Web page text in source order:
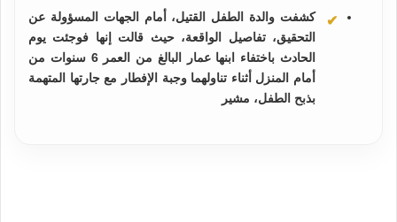
كشفت والدة الطفل القتيل، أمام الجهات المسؤولة عن
التحقيق، تفاصيل الواقعة، حيث قالت إنها فوجئت يوم
الحادث باختفاء ابنها عمار البالغ من العمر 6 سنوات من
أمام المنزل أثناء تناولهما وجبة الإفطار مع جارتها المتهمة
بذبح الطفل، مشير